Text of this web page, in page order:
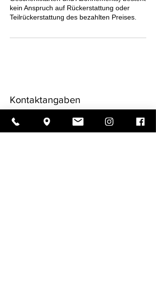
kein Anspruch auf Rückerstattung oder
Teilrückerstattung des bezahlten Preises.
Kontaktangaben
Kosmetikstudio Päonie
Dollhopfgasse 9/3, Villach, Österreich